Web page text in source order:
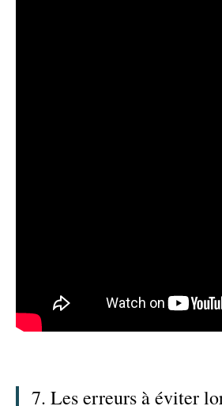
7. Les erreurs à éviter